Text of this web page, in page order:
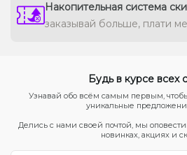
Накопительная система
заказывай больше, плати
Будь в курсе всех
Узнавай обо всём самым первым,
уникальные
Делись с нами своей почтой, мы
новинках, акциях и